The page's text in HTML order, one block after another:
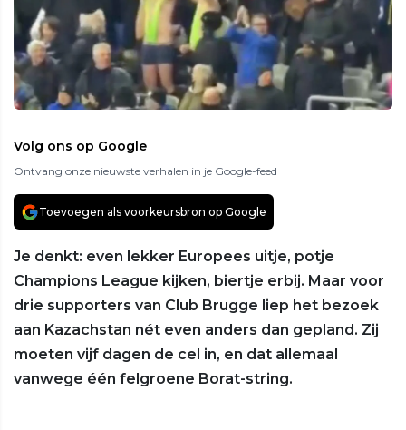
Volg ons op Google
Ontvang onze nieuwste verhalen in je Google-feed
Toevoegen als voorkeursbron op Google
Je denkt: even lekker Europees uitje, potje
Champions League kijken, biertje erbij. Maar voor
drie supporters van Club Brugge liep het bezoek
aan Kazachstan nét even anders dan gepland. Zij
moeten vijf dagen de cel in, en dat allemaal
vanwege één felgroene Borat-string.